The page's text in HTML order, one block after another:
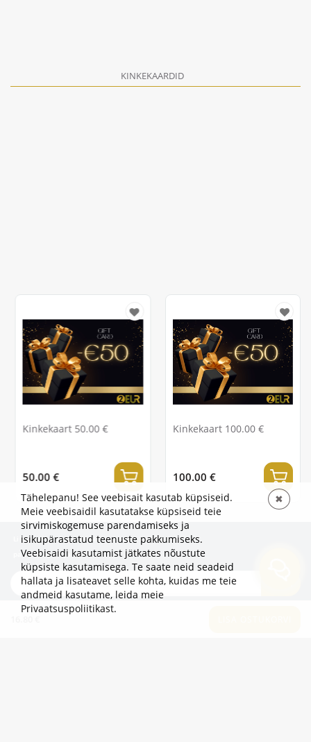
KINKEKAARDID
Kinkekaart 30.00 €
30.00 €
Kinkekaart 50.00 €
50.00 €
Liitu uudiskirjaga, et olla esimene, kes kuuleb
pakkumistest ja uudistest!
Tähelepanu! See veebisait kasutab küpsiseid.
Meie veebisaidil kasutatakse küpsiseid teie
sirvimiskogemuse parendamiseks ja
isikupärastatud teenuste pakkumiseks.
Veebisaidi kasutamist jätkates nõustute
küpsiste kasutamisega. Te saate neid seadeid
hallata ja lisateavet selle kohta, kuidas me teie
andmeid kasutame, leida meie
Privaatsuspoliitikast.
✖